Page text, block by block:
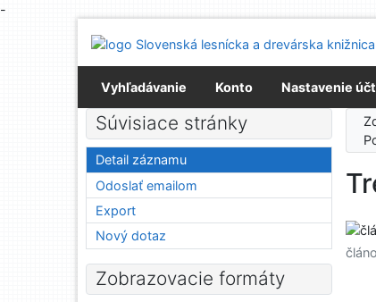
-
Prejsť na menu
Prehlásenie o webovej prístupnosti
Vyhľadávanie Konto Nastavenie
Súvisiace stránky
Detail záznamu
Odoslať emailom
Export
Nový dotaz
Zobrazovacie formáty